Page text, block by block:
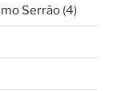
Serrão (4)